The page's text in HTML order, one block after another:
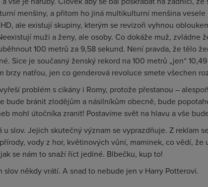
menšiny, a přitom ho jiná multikulturní menšina vesele
ale existují skupiny, kterým se revizoři vyhnou
muži a ženy, ale osoby. Co dokáže muž, zvládne
100 metrů za 9,58 sekund. Není pravda, že tělo
Sice je současný ženský rekord na100 metrů „jen“
brzy natřou, jen co genderová revoluce smete všechen
problém s cikány i Romy, protože přestanou –
bude bránit zlodějům a násilníkům obecně, bude
mohl útočníka zranit! Postavíme svět na hlavu a vše
u slov. Jejich skutečný význam se vyprazdňuje. Z reklam
vody z hor, květinových vůní, maminek, co vědí, že
se nám to snaží říct jediné. Blbečku, kup to!
slov někdy vrátí. A snad to nebude jen v Harry Potterovi.